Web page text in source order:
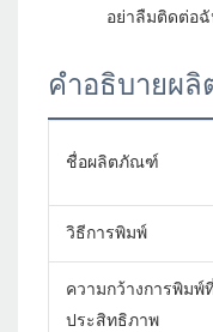
คำอธิบายผ
ชื่อผลิตภัณฑ์
วิธีการพิมพ์
ความกว้างการพิมพ์
ประสิทธิภาพ